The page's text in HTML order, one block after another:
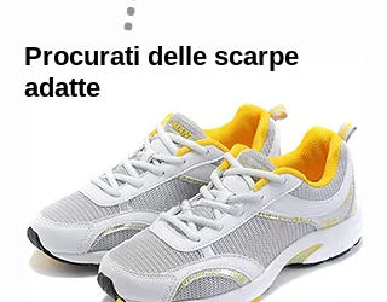
Procurati delle scarpe
adatte